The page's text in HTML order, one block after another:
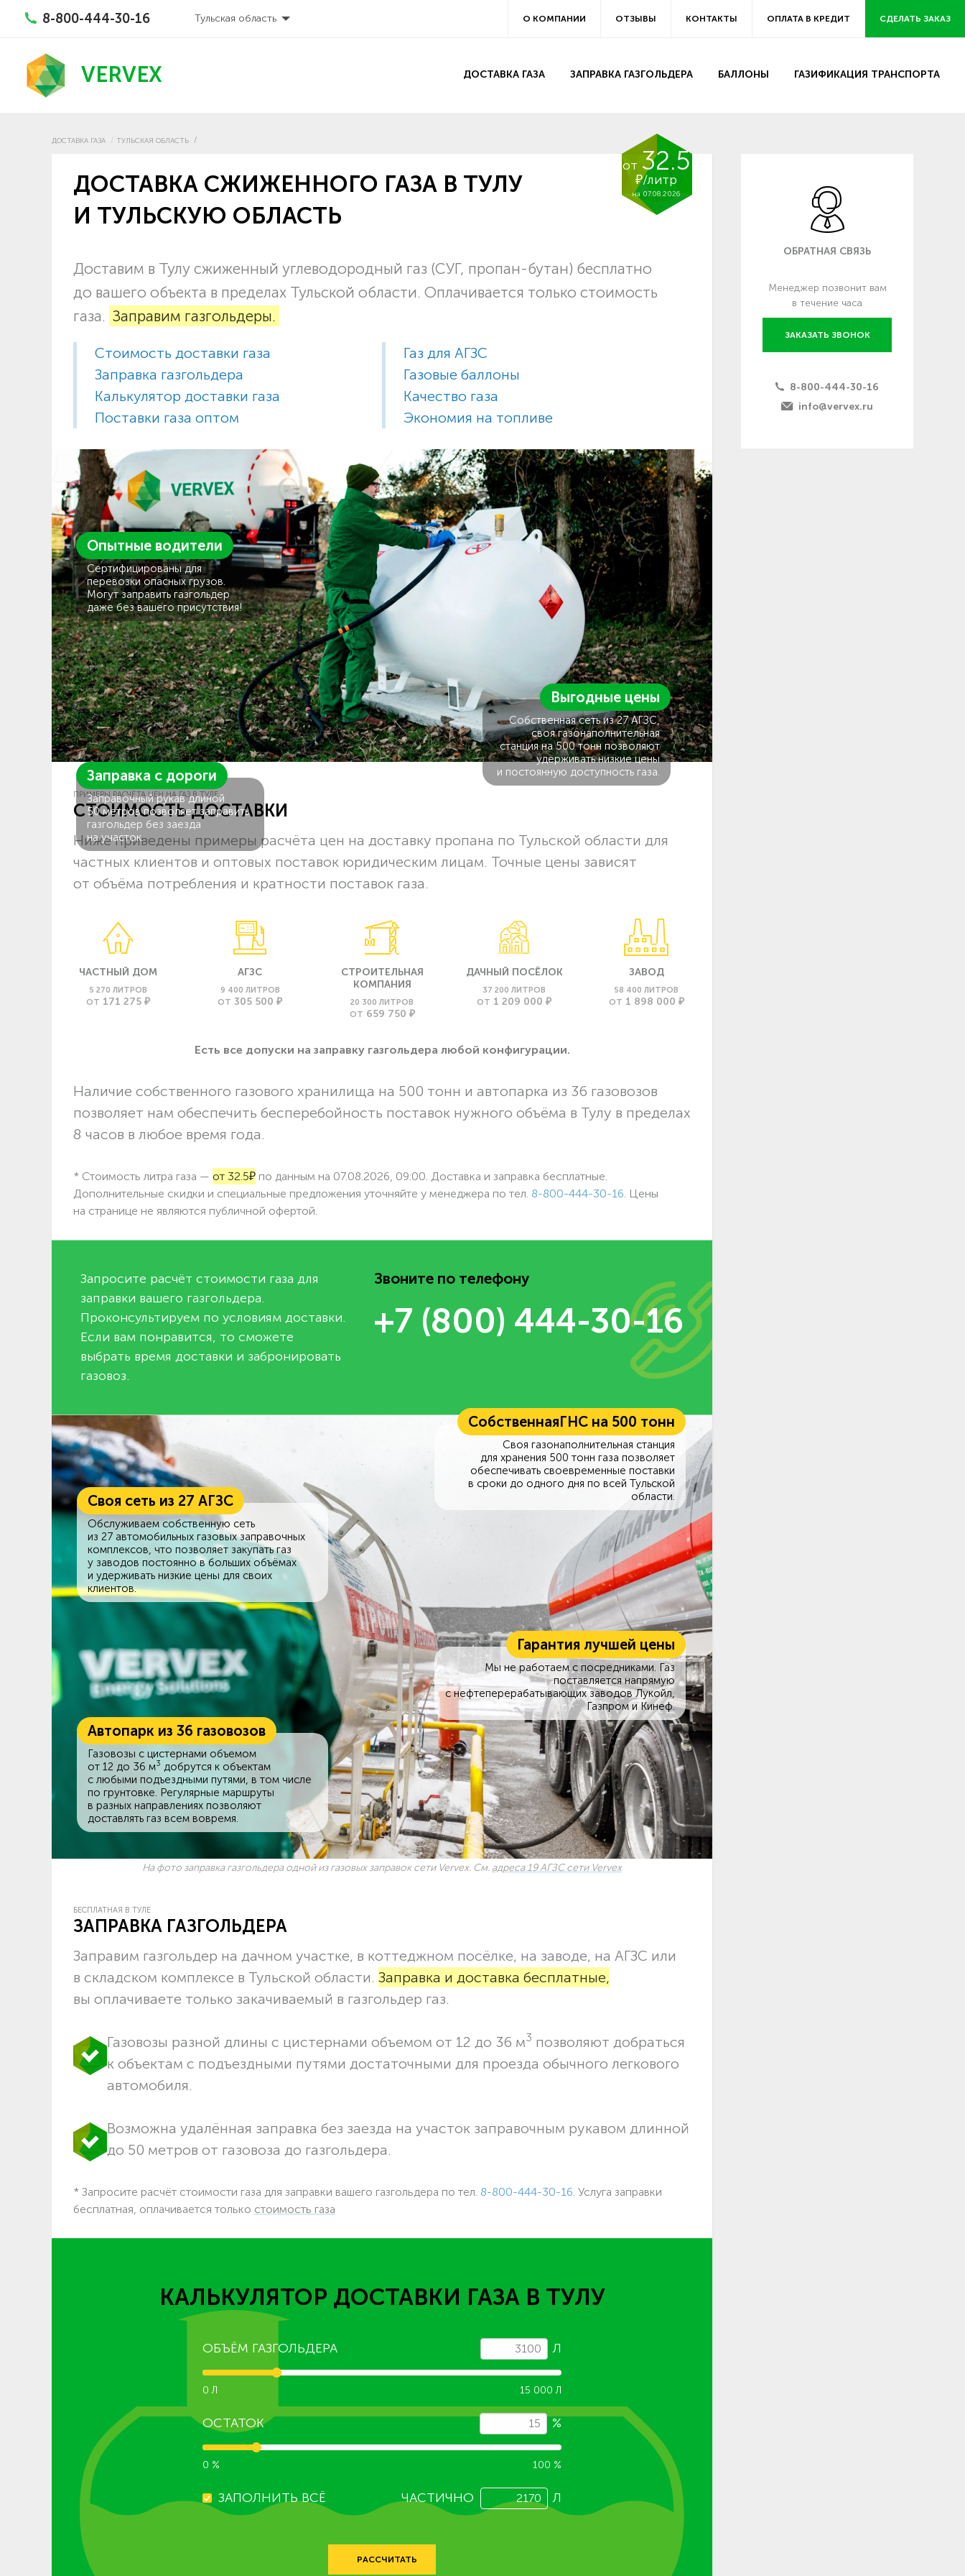
8-800-444-30-16 Тульская область О КОМПАНИИ ОТЗЫВЫ КОНТАКТЫ ОПЛАТА В КРЕДИТ СДЕЛАТЬ ЗАКАЗ
VERVEX ДОСТАВКА ГАЗА ЗАПРАВКА ГАЗГОЛЬДЕРА БАЛЛОНЫ ГАЗИФИКАЦИЯ ТРАНСПОРТА
ДОСТАВКА ГАЗА ТУЛЬСКАЯ ОБЛАСТЬ
от 32.5
₽/литр
на 07.08.2026
ДОСТАВКА СЖИЖЕННОГО ГАЗА В ТУЛУ
И ТУЛЬСКУЮ ОБЛАСТЬ
Доставим в Тулу сжиженный углеводородный газ (СУГ, пропан-бутан) бесплатно
до вашего объекта в пределах Тульской области. Оплачивается только стоимость
газа. Заправим газгольдеры.
Стоимость доставки газа
Заправка газгольдера
Калькулятор доставки газа
Поставки газа оптом
Газ для АГЗС
Газовые баллоны
Качество газа
Экономия на топливе
Опытные водители
Сертифицированы для
перевозки опасных грузов.
Могут заправить газгольдер
даже без вашего присутствия!
Заправка с дороги
Заправочный рукав длиной
50 метров позволяет заправить
газгольдер без заезда
на участок.
Выгодные цены
Собственная сеть из 27 АГЗС,
своя газонаполнительная
станция на 500 тонн позволяют
удерживать низкие цены
и постоянную доступность газа.
ПРИМЕРЫ РАСЧЁТА ЦЕН НА ГАЗ В ТУЛЕ
СТОИМОСТЬ ДОСТАВКИ
Ниже приведены примеры расчёта цен на доставку пропана по Тульской области для
частных клиентов и оптовых поставок юридическим лицам. Точные цены зависят
от объёма потребления и кратности поставок газа.
ЧАСТНЫЙ ДОМ
5 270 ЛИТРОВ
ОТ 171 275 ₽
АГЗС
9 400 ЛИТРОВ
ОТ 305 500 ₽
СТРОИТЕЛЬНАЯ
КОМПАНИЯ
20 300 ЛИТРОВ
ОТ 659 750 ₽
ДАЧНЫЙ ПОСЁЛОК
37 200 ЛИТРОВ
ОТ 1 209 000 ₽
ЗАВОД
58 400 ЛИТРОВ
ОТ 1 898 000 ₽
Есть все допуски нa заправку газгольдера любой конфигурации.
Наличие собственного газового хранилища на 500 тонн и автопарка из 36 газовозов
позволяет нам обеспечить бесперебойность поставок нужного объёма в Тулу в пределах
8 часов в любое время года.
* Стоимость литра газа — от 32.5₽ по данным на 07.08.2026, 09:00. Доставка и заправка бесплатные.
Дополнительные скидки и специальные предложения уточняйте у менеджера по тел. 8-800-444-30-16 . Цены
на странице не являются публичной офертой.
Запросите расчёт стоимости газа для
заправки вашего газгольдера.
Проконсультируем по условиям доставки.
Если вам понравится, то сможете
выбрать время доставки и забронировать
газовоз.
Звоните по телефону
+7 (800) 444-30-16
СобственнаяГНС на 500 тонн
Своя газонаполнительная станция
для хранения 500 тонн газа позволяет
обеспечивать своевременные поставки
в сроки до одного дня по всей Тульской
области.
Своя сеть из 27 АГЗС
Обслуживаем собственную сеть
из 27 автомобильных газовых заправочных
комплексов, что позволяет закупать газ
у заводов постоянно в больших объёмах
и удерживать низкие цены для своих
клиентов.
Гарантия лучшей цены
Мы не работаем с посредниками. Газ
поставляется напрямую
с нефтеперерабатывающих заводов Лукойл,
Газпром и Кинеф.
Автопарк из 36 газовозов
Газовозы с цистернами объемом
от 12 до 36 м3 добрутся к объектам
c любыми подъездными путями, в том числе
по грунтовке. Регулярные маршруты
в разных направлениях позволяют
доставлять газ всем вовремя.
На фото заправка газгольдера одной из газовых заправок сети Vervex. См. адреса 19 АГЗС сети Vervex
БЕСПЛАТНАЯ В ТУЛЕ
ЗАПРАВКА ГАЗГОЛЬДЕРА
Заправим газгольдер на дачном участке, в коттеджном посёлке, на заводе, на АГЗС или
в складском комплексе в Тульской области. Заправка и доставка бесплатные,
вы оплачиваете только закачиваемый в газгольдер газ.
Газовозы разной длины с цистернами объемом от 12 до 36 м3 позволяют добраться
к объектам c подъездными путями достаточными для проезда обычного легкового
автомобиля.
Возможна удалённая заправка без заезда на участок заправочным рукавом длинной
до 50 метров от газовоза до газгольдера.
* Запросите расчёт стоимости газа для заправки вашего газгольдера по тел. 8-800-444-30-16. Услуга заправки
бесплатная, оплачивается только стоимость газа
КАЛЬКУЛЯТОР ДОСТАВКИ ГАЗА В ТУЛУ
ОБЪЁМ ГАЗГОЛЬДЕРА Л
0 Л 15 000 Л
ОСТАТОК %
0 % 100 %
ЗАПОЛНИТЬ ВСЁ ЧАСТИЧНО Л
РАССЧИТАТЬ
ОБРАТНАЯ СВЯЗЬ
Менеджер позвонит вам
в течение часа
ЗАКАЗАТЬ ЗВОНОК
8-800-444-30-16
info@vervex.ru